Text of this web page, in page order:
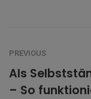
PREVIOUS
Als
– So